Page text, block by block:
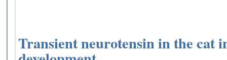
Transient neurotensin in the cat